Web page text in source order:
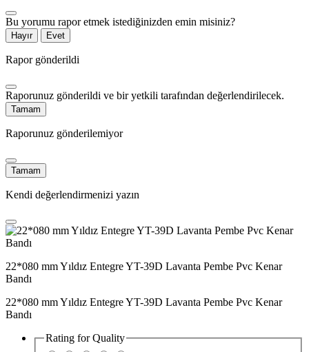
Bu yorumu rapor etmek istediğinizden emin misiniz?
Hayır Evet
Rapor gönderildi
Raporunuz gönderildi ve bir yetkili tarafından değerlendirilecek.
Tamam
Raporunuz gönderilemiyor
Tamam
Kendi değerlendirmenizi yazın
22*080 mm Yıldız Entegre YT-39D Lavanta Pembe Pvc Kenar
Bandı
22*080 mm Yıldız Entegre YT-39D Lavanta Pembe Pvc Kenar
Bandı
Rating forQuality